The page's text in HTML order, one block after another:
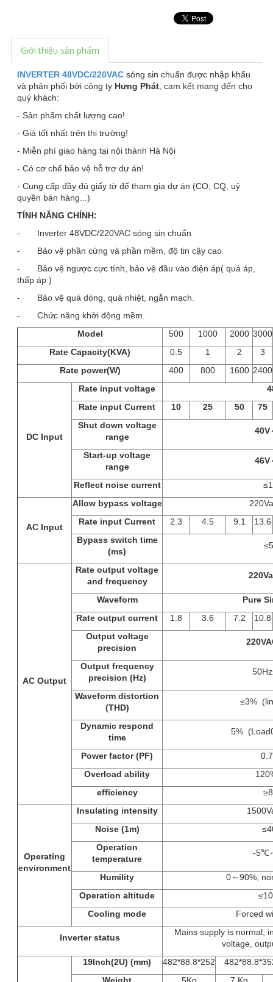
Giới thiệu sản phẩm
INVERTER 48VDC/220VAC sóng sin chuẩn được nhập khẩu
và phân phối bởi công ty Hưng Phát , cam kết mang đến cho
quý khách:
- Sản phẩm chất lượng cao!
- Giá tốt nhất trên thị trường!
- Miễn phí giao hàng tại nội thành Hà Nội
- Có cơ chế bảo vệ hỗ trợ dự án!
- Cung cấp đầy đủ giấy tờ để tham gia dự án (CO, CQ, uỷ
quyền bán hàng...)
TÍNH NĂNG CHÍNH:
- Inverter 48VDC/220VAC sóng sin chuẩn
- Bảo vệ phần cứng và phần mềm, độ tin cậy cao
- Bảo vệ ngược cực tính, bảo vệ đầu vào điện áp( quá áp,
thấp áp )
- Bảo vệ quá dòng, quá nhiệt, ngắn mạch.
- Chức năng khởi động mềm.
Model
500 1000 2000 3000
Rate Capacity(KVA)
0.5 1 2
3
Rate power(W)
400 800 1600 2400
DC Input
Rate input voltage
Rate input Current
10 25 50
75
Shut down voltage
range
40V
Start-up voltage
range
46V
Reflect noise current
AC Input
Allow bypass voltage
Rate input Current
2.3 4.5 9.1
13.6
Bypass switch time
(ms)
AC Output
Rate output voltage
and frequency
Waveform
Pure
Rate output current
1.8 3.6 7.2
10.8
Output voltage
precision
Output frequency
precision (Hz)
Waveform distortion
(THD)
≤3%
Dynamic respond
time
5%
Power factor (PF)
Overload ability
efficiency
Operating
environment
Insulating intensity
Noise (1m)
Operation
temperature
-5℃
Humility
0～90%,
Operation altitude
Cooling mode
Forced
Inverter status
Mains supply is normal,
voltage,
19Inch(2U) (mm)
482*88.8*252